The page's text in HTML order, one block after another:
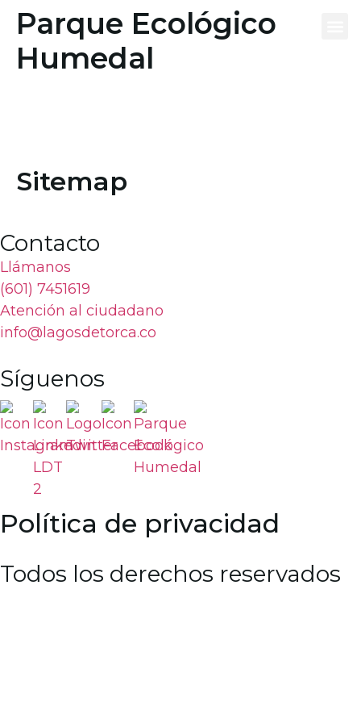
contenido
Parque Ecológico
Humedal
Sitemap
Contacto
Llámanos
(601) 7451619
Atención al ciudadano
info@lagosdetorca.co
Síguenos
Política de privacidad
Todos los derechos reservados